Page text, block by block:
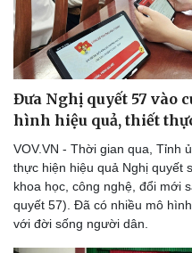
Đưa Nghị quyết 57 vào
hình hiệu quả, thiết
VOV.VN - Thời gian qua, Tỉnh
thực hiện hiệu quả Nghị quyết
khoa học, công nghệ, đổi mới
quyết 57). Đã có nhiều mô
với đời sống người dân.